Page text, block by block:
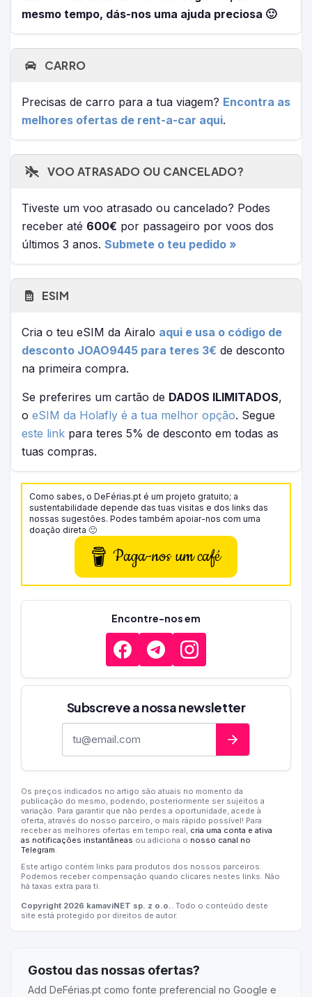
mesmo tempo, dás-nos uma ajuda preciosa 🙂
CARRO
Precisas de carro para a tua viagem? Encontra as
melhores ofertas de rent-a-car aqui.
VOO ATRASADO OU CANCELADO?
Tiveste um voo atrasado ou cancelado? Podes
receber até 600€ por passageiro por voos dos
últimos 3 anos. Submete o teu pedido »
ESIM
Cria o teu eSIM da Airalo aqui e usa o código de
desconto JOAO9445 para teres 3€ de desconto
na primeira compra.
Se preferires um cartão de DADOS ILIMITADOS,
o eSIM da Holafly é a tua melhor opção. Segue
este link para teres 5% de desconto em todas as
tuas compras.
Como sabes, o DeFérias.pt é um projeto gratuito; a
sustentabilidade depende das tuas visitas e dos links das
nossas sugestões. Podes também apoiar-nos com uma
doação direta 🙂
Paga-nos um café
Encontre-nos em
Subscreve a nossa newsletter
Os preços indicados no artigo são atuais no momento da
publicação do mesmo, podendo, posteriormente ser sujeitos a
variação. Para garantir que não perdes a oportunidade, acede à
oferta, através do nosso parceiro, o mais rápido possível! Para
receber as melhores ofertas em tempo real, cria uma conta e ativa
as notificações instantâneas ou adiciona o nosso canal no
Telegram.
Este artigo contém links para produtos dos nossos parceiros.
Podemos receber compensação quando clicares nestes links. Não
há taxas extra para ti.
Copyright 2026 kamaviNET sp. z o.o.. Todo o conteúdo deste
site está protegido por direitos de autor.
Gostou das nossas ofertas?
Add DeFérias.pt como fonte preferencial no Google e